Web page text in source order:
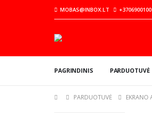
MOBAS@INBOX.LT
PAGRINDINIS PARDUOTUVĖ
PARDUOTUVĖ EKRANO